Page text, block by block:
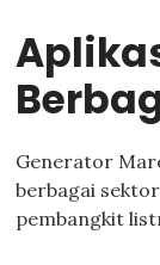
Generator
berbagai
pembangkit